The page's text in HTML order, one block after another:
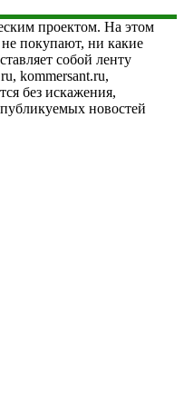
проектом. На этом
покупают, ни какие
собой ленту
kommersant.ru,
без искажения,
публикуемых новостей